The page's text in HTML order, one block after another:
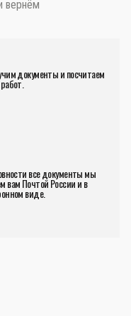
вернём
документы и посчитаем
все документы мы
вам Почтой России и в
виде.